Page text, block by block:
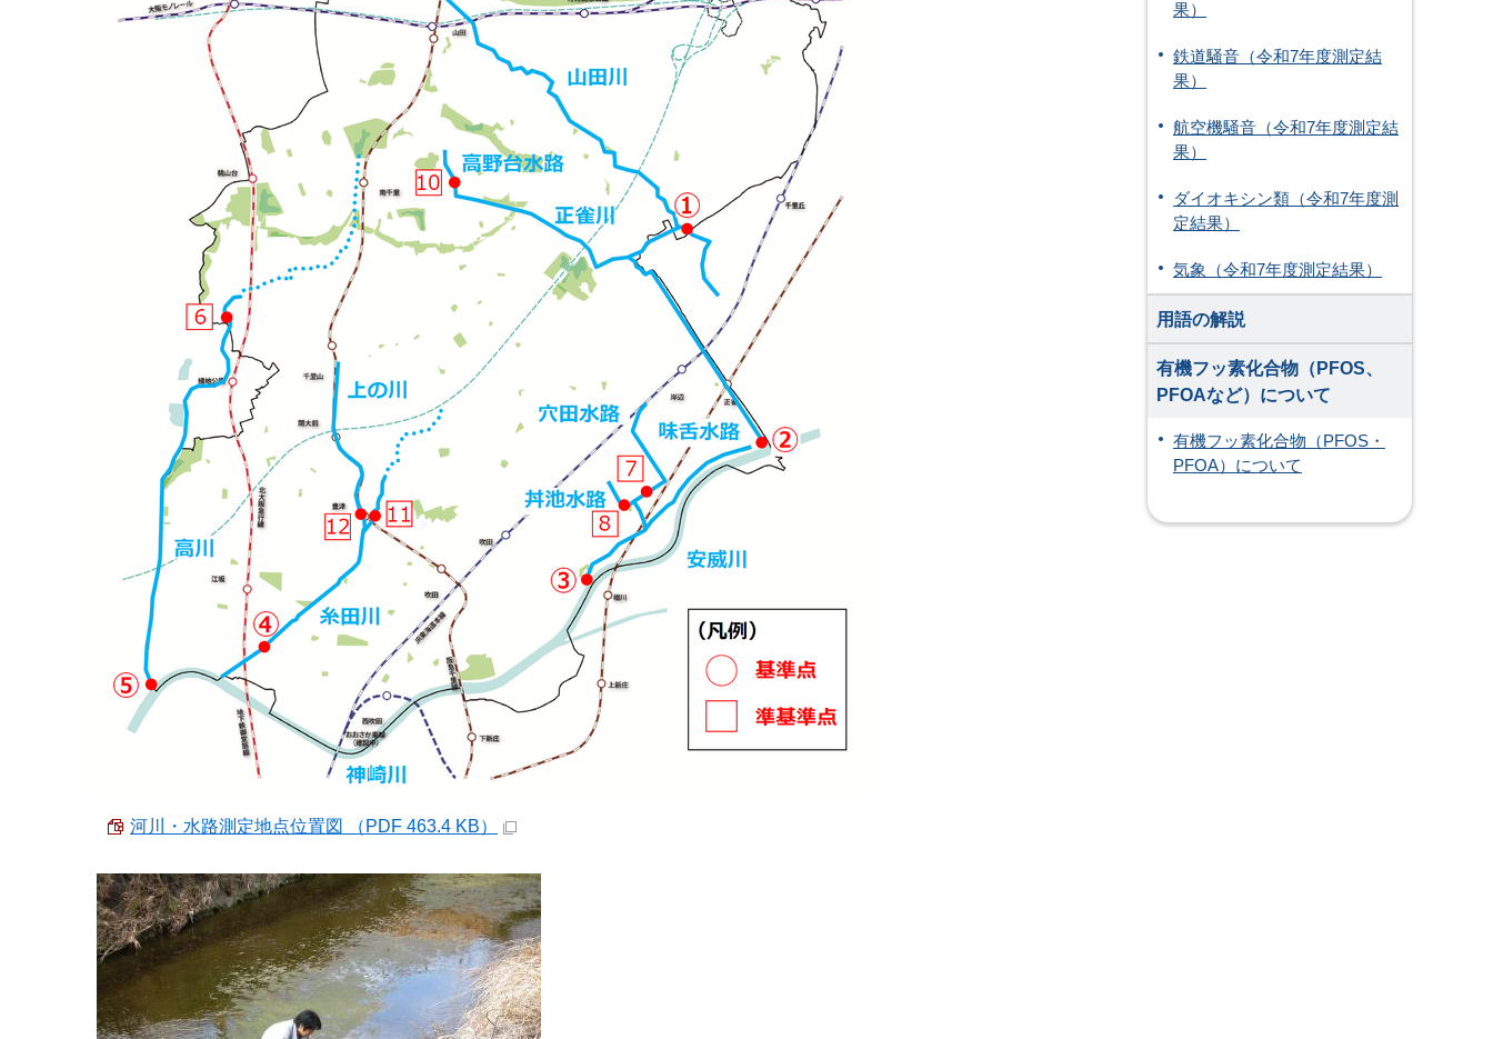
河川・水路測定地点位置図 （PDF 463.4 KB）
果）
鉄道騒音（令和7年度測定結
果）
航空機騒音（令和7年度測定結
果）
ダイオキシン類（令和7年度測
定結果）
気象（令和7年度測定結果）
用語の解説
有機フッ素化合物（PFOS、
PFOAなど）について
有機フッ素化合物（PFOS・
PFOA）について